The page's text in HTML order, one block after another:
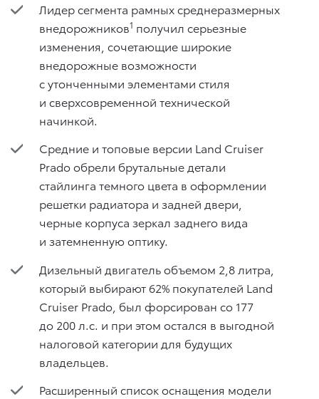
Лидер сегмента рамных среднеразмерных
внедорожников1 получил серьезные
изменения, сочетающие широкие
внедорожные возможности
с утонченными элементами стиля
и сверхсовременной технической
начинкой.
Средние и топовые версии Land Cruiser
Prado обрели брутальные детали
стайлинга темного цвета в оформлении
решетки радиатора и задней двери,
черные корпуса зеркал заднего вида
и затемненную оптику.
Дизельный двигатель объемом 2,8 литра,
который выбирают 62% покупателей Land
Cruiser Prado, был форсирован со 177
до 200 л.с. и при этом остался в выгодной
налоговой категории для будущих
владельцев.
Расширенный список оснащения модели